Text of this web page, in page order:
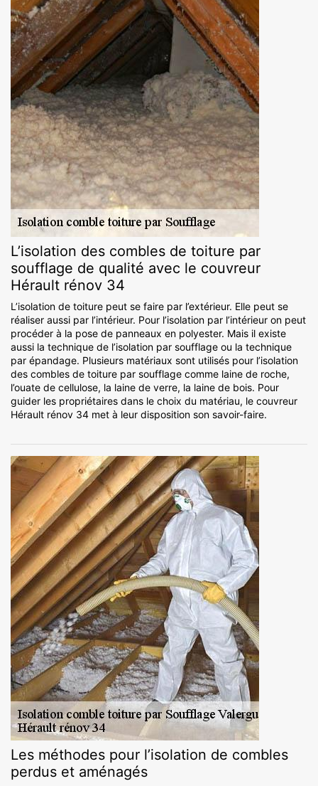
L’isolation des combles de toiture par
soufflage de qualité avec le couvreur
Hérault rénov 34
L’isolation de toiture peut se faire par l’extérieur. Elle peut se
réaliser aussi par l’intérieur. Pour l’isolation par l’intérieur on peut
procéder à la pose de panneaux en polyester. Mais il existe
aussi la technique de l’isolation par soufflage ou la technique
par épandage. Plusieurs matériaux sont utilisés pour l’isolation
des combles de toiture par soufflage comme laine de roche,
l’ouate de cellulose, la laine de verre, la laine de bois. Pour
guider les propriétaires dans le choix du matériau, le couvreur
Hérault rénov 34 met à leur disposition son savoir-faire.
Les méthodes pour l’isolation de combles
perdus et aménagés